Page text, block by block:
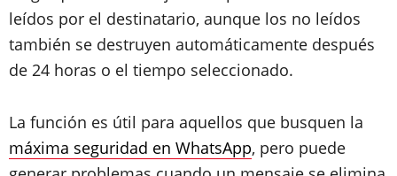
leídos por el destinatario, aunque los no leídos
también se destruyen automáticamente después
de 24 horas o el tiempo seleccionado.
La función es útil para aquellos que busquen la
máxima seguridad en WhatsApp, pero puede